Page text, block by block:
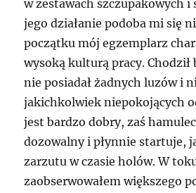
w zestawach szczupakowych i
jego działanie podoba mi się
początku mój egzemplarz
wysoką kulturą pracy.
nie posiadał żadnych luzów i
jakichkolwiek niepokojących
jest bardzo dobry, zaś
dozowalny i płynnie startuje,
zarzutu w czasie holów. W
zaobserwowałem większego